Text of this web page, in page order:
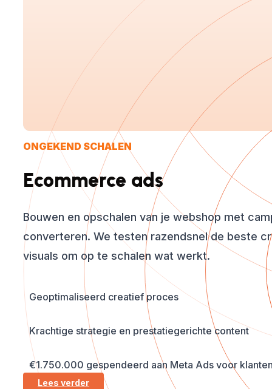
ONGEKEND SCHALEN
Ecommerce ads
Bouwen en opschalen van je webshop met
converteren. We testen razendsnel de beste
visuals om op te schalen wat werkt.
Geoptimaliseerd creatief proces
Krachtige strategie en prestatiegerichte content
€1.750.000 gespendeerd aan Meta Ads voor
Lees verder